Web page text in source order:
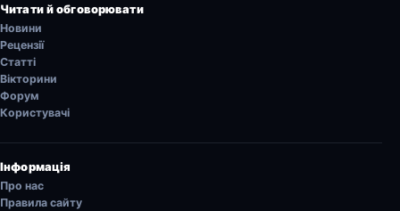
Читати й обговорювати
Новини
Рецензії
Статті
Вікторини
Форум
Користувачі
Інформація
Про нас
Правила сайту